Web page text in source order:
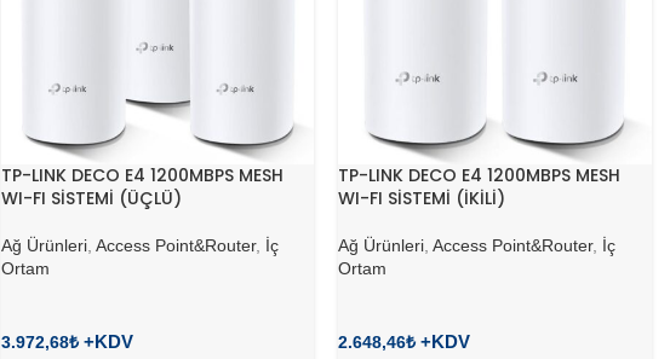
TP-LINK DECO E4 1200MBPS MESH
WI-FI SİSTEMİ (ÜÇLÜ)
Ağ Ürünleri, Access Point&Router, İç
Ortam
3.972,68₺
TP-LINK DECO E4 1200MBPS MESH
WI-FI SİSTEMİ (İKİLİ)
Ağ Ürünleri ,Access Point&Router, İç
Ortam
2.648,46₺